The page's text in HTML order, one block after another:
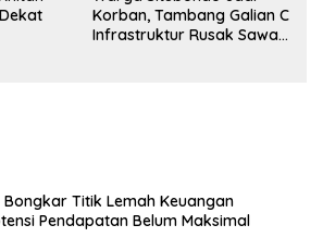
Korban, Tambang Galian C
Infrastruktur Rusak Sawah
Bongkar Titik Lemah Keuangan
Pendapatan Belum Maksimal